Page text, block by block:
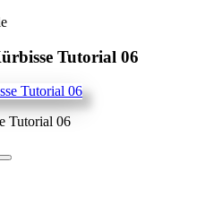
Tutorial 06
Tutorial 06